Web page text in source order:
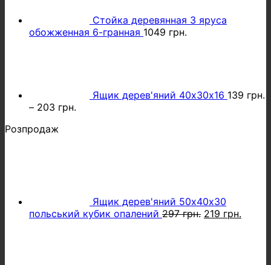
Стойка деревянная 3 яруса
обожженная 6-гранная 1049 грн.
Ящик дерев'яний 40х30х16 139 грн.
– 203 грн.
Розпродаж
Ящик дерев'яний 50х40х30
польський кубик опалений 297грн. Оригінальна
219 грн.